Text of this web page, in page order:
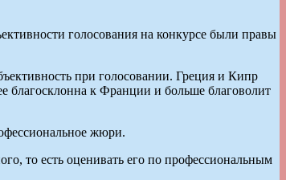
голосования на конкурсе были правы
при голосовании. Греция и Кипр
благосклонна к Франции и больше благоволит
жюри.
то есть оценивать его по профессиональным